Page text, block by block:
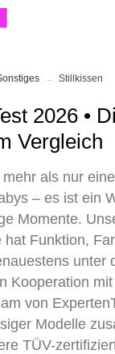
Sonstiges Stillkissen
Vergleich
als nur
– es ist ein
Momente.
hat Funktion,
unter
Kooperation
von
Modelle
TÜV-